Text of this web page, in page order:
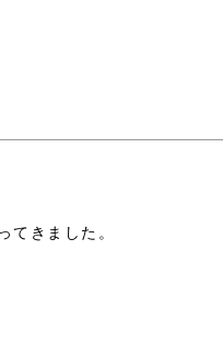
てきました。